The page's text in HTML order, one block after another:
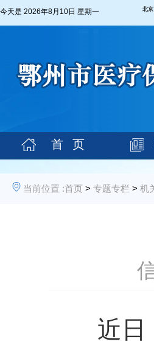
今天是 2026年8月10日 星期一
首 页
当前位置 :首页 > 专题专栏 > 机
近日，